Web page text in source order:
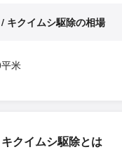
キクイムシ駆除の相場
米
クイムシ駆除とは